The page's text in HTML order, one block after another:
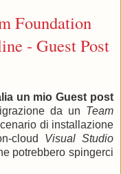
Foundation
- Guest Post
un mio Guest post
da un Team
di installazione
cloud Visual Studio
potrebbero spingerci